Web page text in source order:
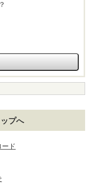
プへ
ド